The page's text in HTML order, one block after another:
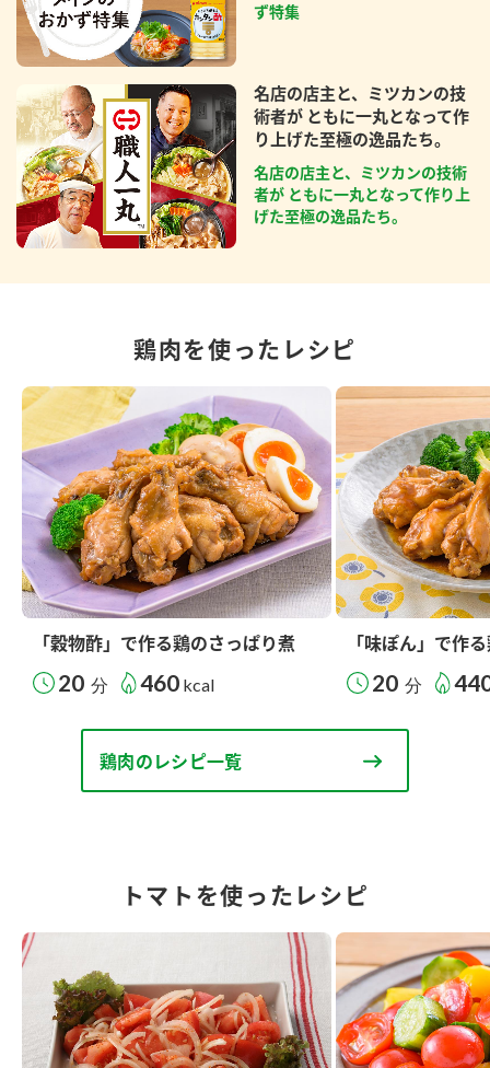
ず特集
名店の店主と、ミツカンの技
術者が ともに一丸となって作
り上げた至極の逸品たち。
名店の店主と、ミツカンの技術
者が ともに一丸となって作り上
げた至極の逸品たち。
鶏肉を使ったレシピ
「穀物酢」で作る鶏のさっぱり煮
20 分 460 kcal
「味ぽん」で作
20 分
鶏肉のレシピ一覧
トマトを使ったレシピ